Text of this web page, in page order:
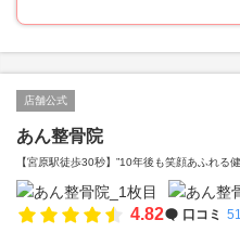
店舗公式
あん整骨院
【宮原駅徒歩30秒】”10年後も笑顔あふれる
4.82 口コミ